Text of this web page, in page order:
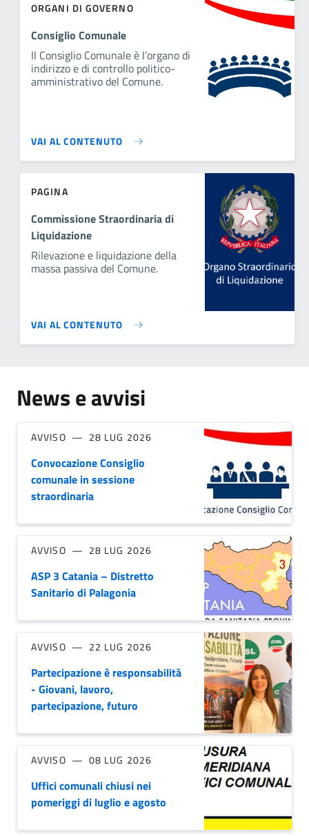
ORGANI DI GOVERNO
Consiglio Comunale
Il Consiglio Comunale è l’organo di
indirizzo e di controllo politico-
amministrativo del Comune.
VAI AL CONTENUTO
PAGINA
Commissione Straordinaria di
Liquidazione
Rilevazione e liquidazione della
massa passiva del Comune.
VAI AL CONTENUTO
News e avvisi
AVVISO 28 LUG 2026
Convocazione Consiglio
comunale in sessione
straordinaria
AVVISO 28 LUG 2026
ASP 3 Catania – Distretto
Sanitario di Palagonia
AVVISO 22 LUG 2026
Partecipazione è responsabilità
- Giovani, lavoro,
partecipazione, futuro
AVVISO 08 LUG 2026
Uffici comunali chiusi nei
pomeriggi di luglio e agosto